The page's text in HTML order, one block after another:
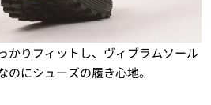
かりフィットし、ヴィブラムソール
にシューズの履き心地。